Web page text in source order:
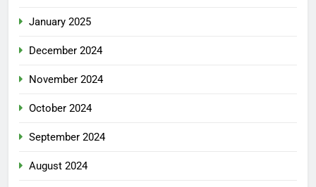
January 2025
December 2024
November 2024
October 2024
September 2024
August 2024